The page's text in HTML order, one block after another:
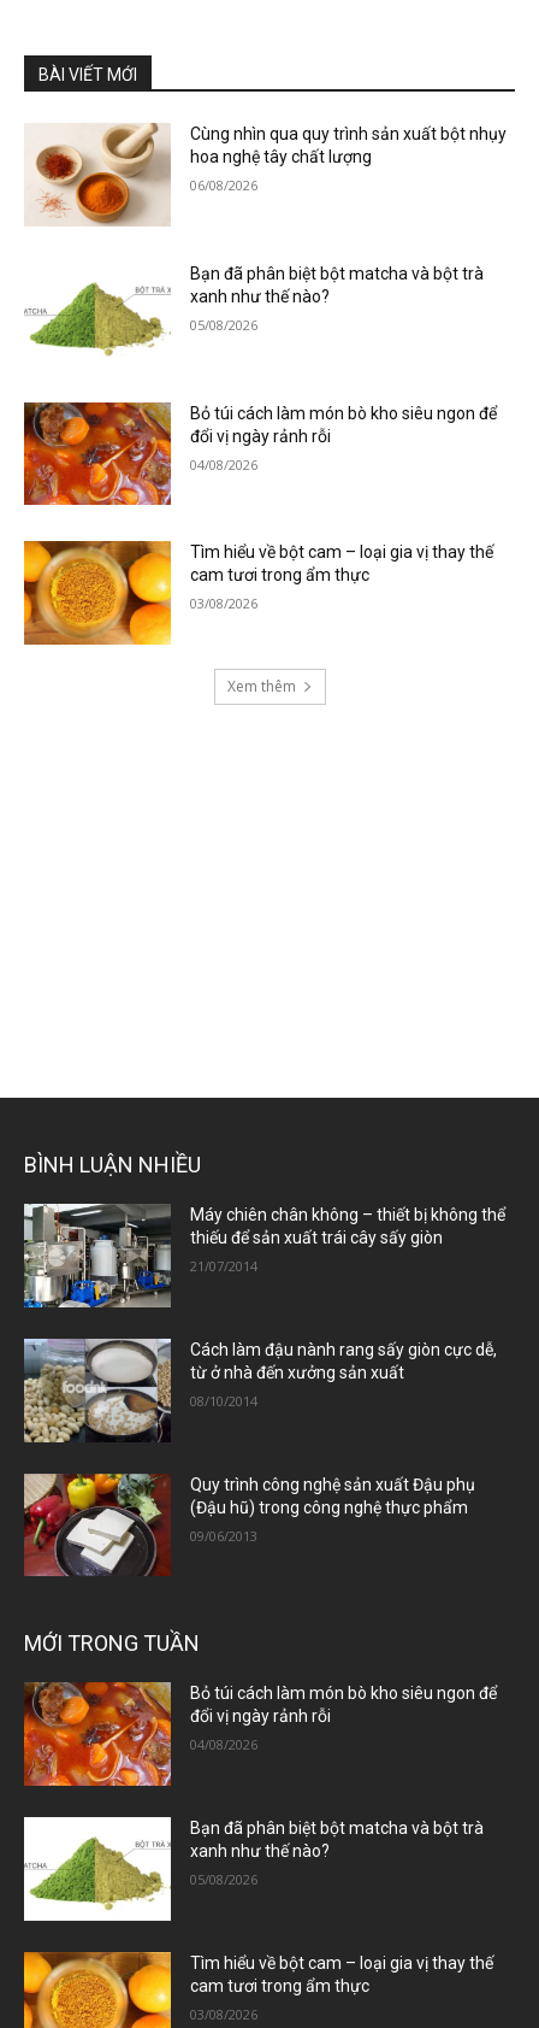
BÀI VIẾT MỚI
Cùng nhìn qua quy trình sản xuất bột nhụy
hoa nghệ tây chất lượng
06/08/2026
Bạn đã phân biệt bột matcha và bột trà
xanh như thế nào?
05/08/2026
Bỏ túi cách làm món bò kho siêu ngon để
đổi vị ngày rảnh rỗi
04/08/2026
Tìm hiểu về bột cam – loại gia vị thay thế
cam tươi trong ẩm thực
03/08/2026
Xem thêm
BÌNH LUẬN NHIỀU
Máy chiên chân không – thiết bị không thể
thiếu để sản xuất trái cây sấy giòn
21/07/2014
Cách làm đậu nành rang sấy giòn cực dễ,
từ ở nhà đến xưởng sản xuất
08/10/2014
Quy trình công nghệ sản xuất Đậu phụ
(Đậu hũ) trong công nghệ thực phẩm
09/06/2013
MỚI TRONG TUẦN
Bỏ túi cách làm món bò kho siêu ngon để
đổi vị ngày rảnh rỗi
04/08/2026
Bạn đã phân biệt bột matcha và bột trà
xanh như thế nào?
05/08/2026
Tìm hiểu về bột cam – loại gia vị thay thế
cam tươi trong ẩm thực
03/08/2026